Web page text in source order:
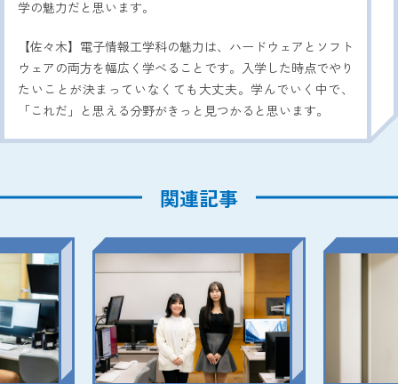
学の魅力だと思います。
【佐々木】電子情報工学科の魅力は、ハードウェアとソフト
ウェアの両方を幅広く学べることです。入学した時点でやり
たいことが決まっていなくても大丈夫。学んでいく中で、
「これだ」と思える分野がきっと見つかると思います。
関連記事